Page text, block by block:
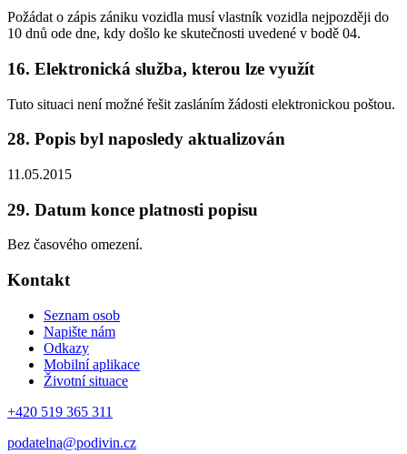
Požádat o zápis zániku vozidla musí vlastník vozidla nejpozději do
10 dnů ode dne, kdy došlo ke skutečnosti uvedené v bodě 04.
16. Elektronická služba, kterou lze využít
Tuto situaci není možné řešit zasláním žádosti elektronickou poštou.
28. Popis byl naposledy aktualizován
11.05.2015
29. Datum konce platnosti popisu
Bez časového omezení.
Kontakt
Seznam osob
Napište nám
Odkazy
Mobilní aplikace
Životní situace
+420 519 365 311
podatelna@podivin.cz